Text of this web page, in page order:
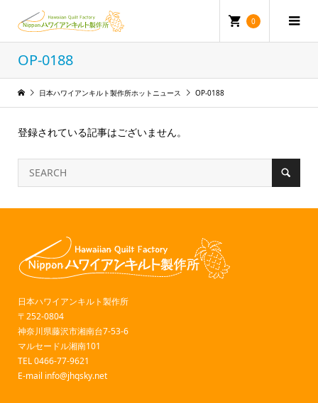
0
OP-0188
日本ハワイアンキルト製作所ホットニュース OP-0188
登録されている記事はございません。
日本ハワイアンキルト製作所
〒252-0804
神奈川県藤沢市湘南台7-53-6
マルセードル湘南101
TEL 0466-77-9621
E-mail info@jhqsky.net